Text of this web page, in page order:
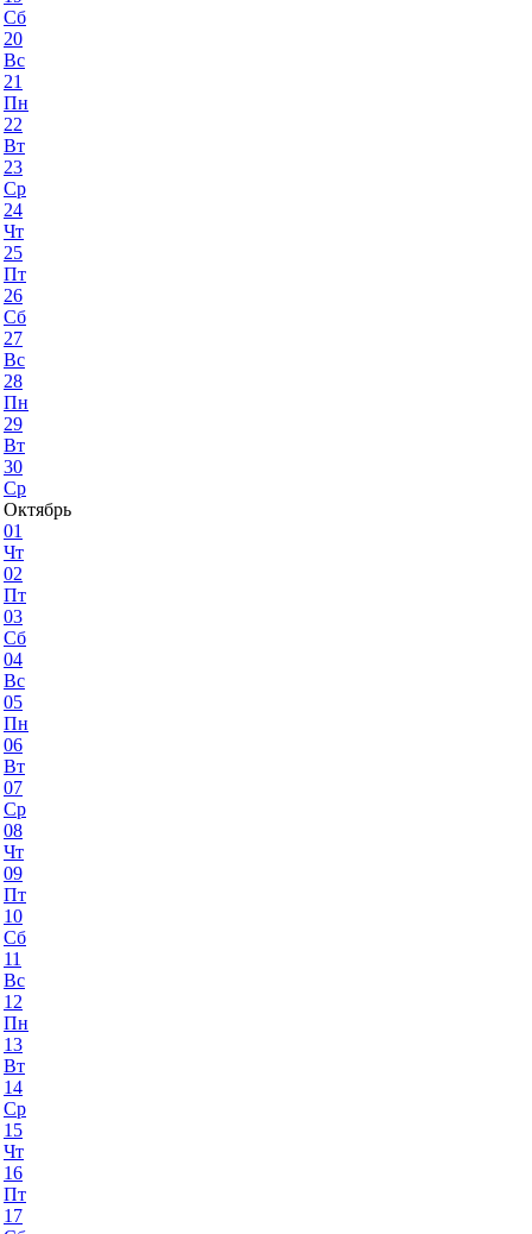
Сб
20
Вс
21
Пн
22
Вт
23
Ср
24
Чт
25
Пт
26
Сб
27
Вс
28
Пн
29
Вт
30
Ср
Октябрь
01
Чт
02
Пт
03
Сб
04
Вс
05
Пн
06
Вт
07
Ср
08
Чт
09
Пт
10
Сб
11
Вс
12
Пн
13
Вт
14
Ср
15
Чт
16
Пт
17